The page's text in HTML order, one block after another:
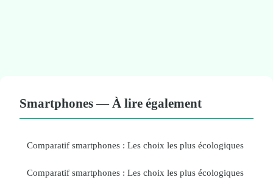
Smartphones — À lire également
Comparatif smartphones : Les choix les plus écologiques
Comparatif smartphones : Les choix les plus écologiques